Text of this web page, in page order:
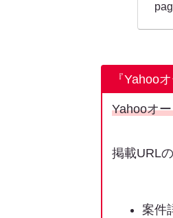
『Yahoo
Yahooオ
掲載URL
案件